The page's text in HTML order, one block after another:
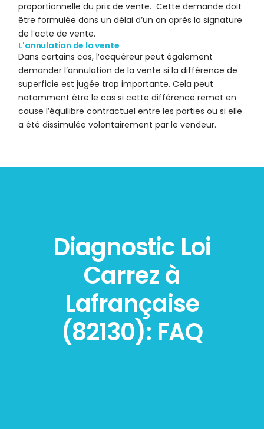
proportionnelle du prix de vente. Cette demande doit
être formulée dans un délai d’un an après la signature
de l’acte de vente.
L'annulation de la vente
Dans certains cas, l’acquéreur peut également
demander l’annulation de la vente si la différence de
superficie est jugée trop importante. Cela peut
notamment être le cas si cette différence remet en
cause l’équilibre contractuel entre les parties ou si elle
a été dissimulée volontairement par le vendeur.
Diagnostic Loi
Carrez à
Lafrançaise
(82130): FAQ